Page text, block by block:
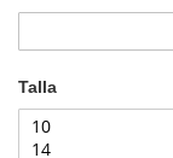
Talla